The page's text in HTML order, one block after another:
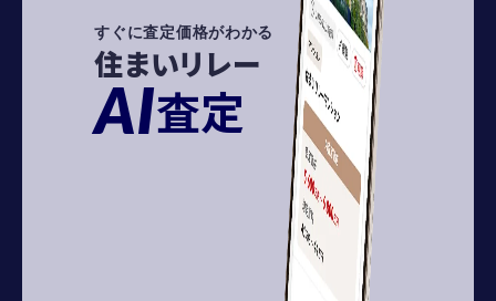
すぐに査定価格がわかる
住まいリレー
AI査定